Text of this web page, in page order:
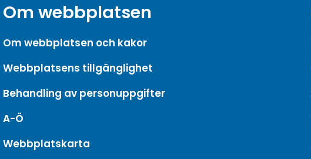
Om webbplatsen
Om webbplatsen och kakor
Webbplatsens tillgänglighet
Behandling av personuppgifter
A-Ö
Webbplatskarta